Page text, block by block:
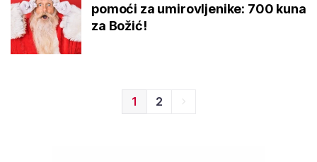
pomoći za umirovljenike: 700 kuna
za Božić!
1 2